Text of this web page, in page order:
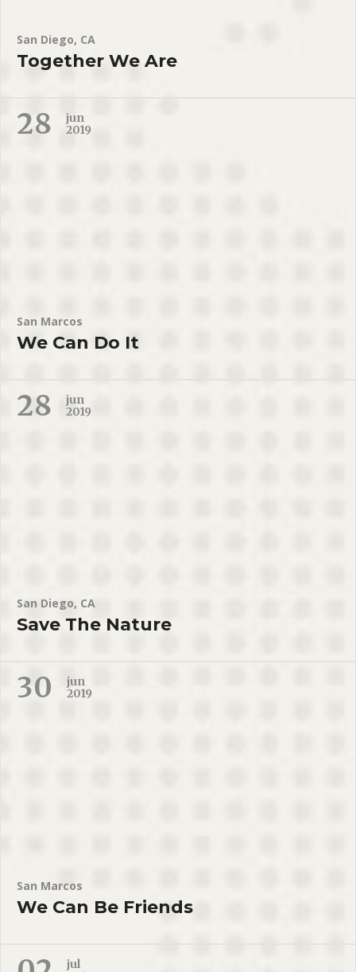
San Diego, CA
Together We Are
28
jun
2019
San Marcos
We Can Do It
28
jun
2019
San Diego, CA
Save The Nature
30
jun
2019
San Marcos
We Can Be Friends
jul